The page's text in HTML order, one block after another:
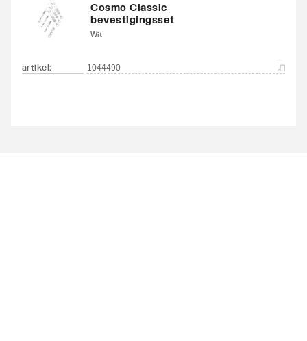
Cosmo Classic
bevestigingsset
Wit
artikel: 1044490